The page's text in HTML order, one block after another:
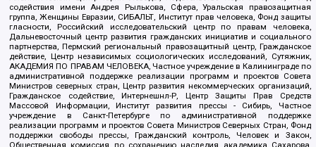
содействия имени Андрея Рылькова, Сфера, Уральская правозащитная
группа, Женщины Евразии, СИБАЛЬТ, Институт прав человека, Фонд защиты
гласности, Российский исследовательский центр по правам человека,
Дальневосточный центр развития гражданских инициатив и социального
партнерства, Пермский региональный правозащитный центр, Гражданское
действие, Центр независимых социологических исследований, Сутяжник,
АКАДЕМИЯ ПО ПРАВАМ ЧЕЛОВЕКА, Частное учреждение в Калининграде по
административной поддержке реализации программ и проектов Совета
Министров северных стран, Центр развития некоммерческих организаций,
Гражданское содействие, Интернешнл-Р, Центр Защиты Прав Средств
Массовой Информации, Институт развития прессы - Сибирь, Частное
учреждение в Санкт-Петербурге по административной поддержке
реализации программ и проектов Совета Министров Северных Стран, Фонд
поддержки свободы прессы, Гражданский контроль, Человек и Закон,